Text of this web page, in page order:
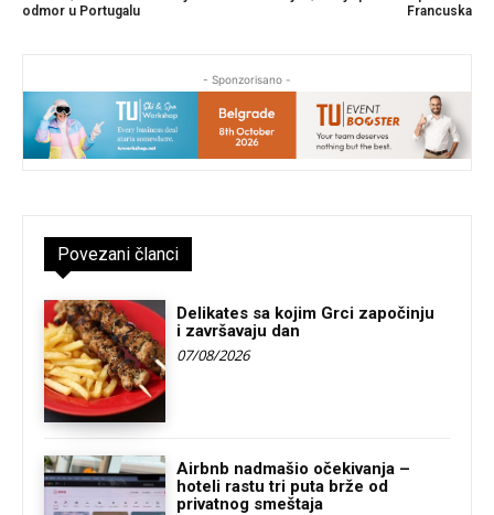
odmor u Portugalu
Francuska
- Sponzorisano -
Povezani članci
Delikates sa kojim Grci započinju
i završavaju dan
07/08/2026
Airbnb nadmašio očekivanja –
hoteli rastu tri puta brže od
privatnog smeštaja